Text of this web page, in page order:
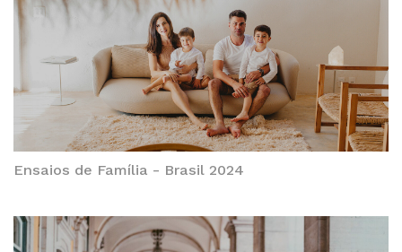
Ensaios de Família - Brasil 2024